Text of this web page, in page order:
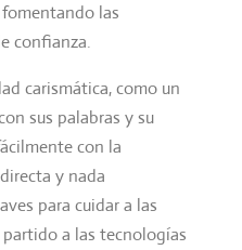
las
confianza.
carismática, como un
sus palabras y su
con la
y nada
para cuidar a las
a las tecnologías